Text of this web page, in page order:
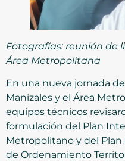
Fotografías: reunión de
Área Metropolitana
En una nueva jornada
Manizales y el Área
equipos técnicos
formulación del Plan
Metropolitano y del
de Ordenamiento